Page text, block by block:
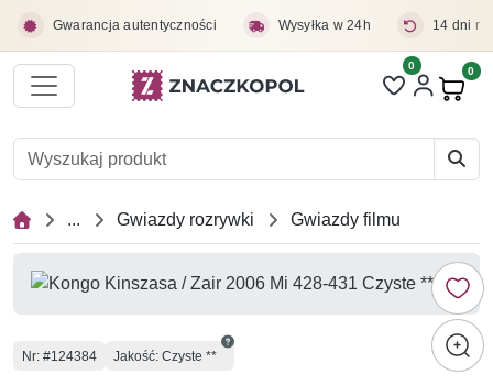
Gwarancja autentyczności Wysyłka w 24h 14 dni
Liczba pozycji
0 0
... Gwiazdy rozrywki Gwiazdy filmu
Numer
Nr: #124384 Jakość: Czyste **